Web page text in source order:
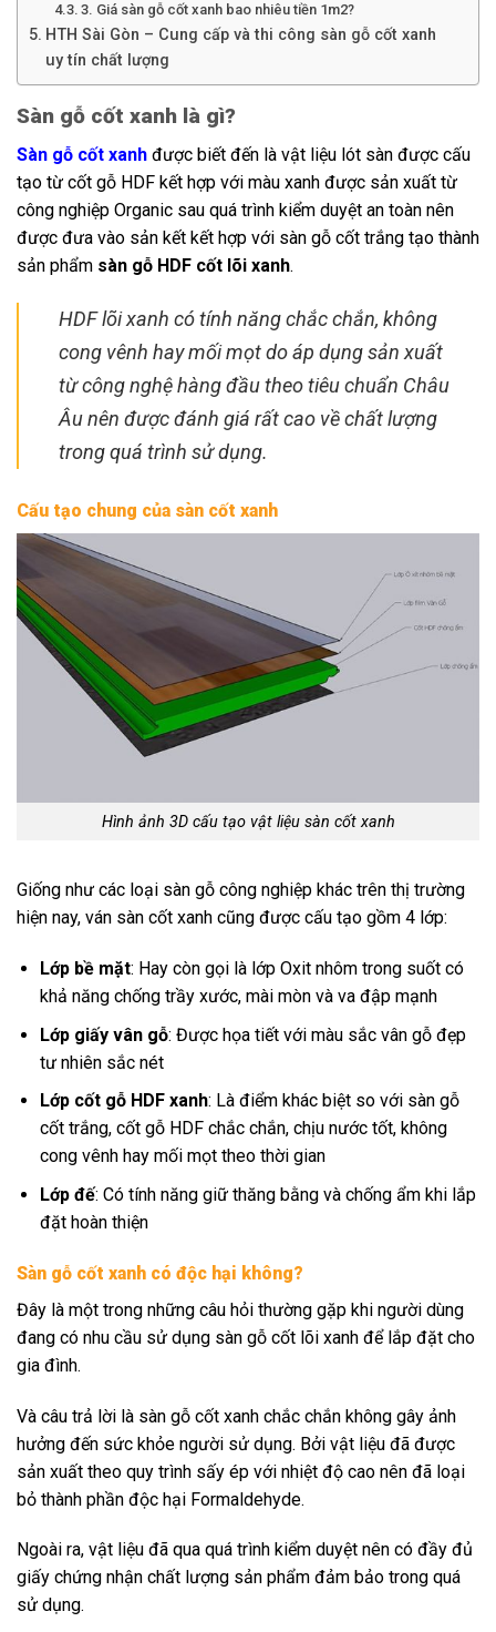
3. Giá sàn gỗ cốt xanh bao nhiêu tiền 1m2?
HTH Sài Gòn – Cung cấp và thi công sàn gỗ cốt xanh
uy tín chất lượng
Sàn gỗ cốt xanh là gì?
Sàn gỗ cốt xanh được biết đến là vật liệu lót sàn được cấu
tạo từ cốt gỗ HDF kết hợp với màu xanh được sản xuất từ
công nghiệp Organic sau quá trình kiểm duyệt an toàn nên
được đưa vào sản kết kết hợp với sàn gỗ cốt trắng tạo thành
sản phẩm sàn gỗ HDF cốt lõi xanh.
HDF lõi xanh có tính năng chắc chắn, không
cong vênh hay mối mọt do áp dụng sản xuất
từ công nghệ hàng đầu theo tiêu chuẩn Châu
Âu nên được đánh giá rất cao về chất lượng
trong quá trình sử dụng.
Cấu tạo chung của sàn cốt xanh
Hình ảnh 3D cấu tạo vật liệu sàn cốt xanh
Giống như các loại sàn gỗ công nghiệp khác trên thị trường
hiện nay, ván sàn cốt xanh cũng được cấu tạo gồm 4 lớp:
Lớp bề mặt: Hay còn gọi là lớp Oxit nhôm trong suốt có
khả năng chống trầy xước, mài mòn và va đập mạnh
Lớp giấy vân gỗ: Được họa tiết với màu sắc vân gỗ đẹp
tư nhiên sắc nét
Lớp cốt gỗ HDF xanh: Là điểm khác biệt so với sàn gỗ
cốt trắng, cốt gỗ HDF chắc chắn, chịu nước tốt, không
cong vênh hay mối mọt theo thời gian
Lớp đế: Có tính năng giữ thăng bằng và chống ẩm khi lắp
đặt hoàn thiện
Sàn gỗ cốt xanh có độc hại không?
Đây là một trong những câu hỏi thường gặp khi người dùng
đang có nhu cầu sử dụng sàn gỗ cốt lõi xanh để lắp đặt cho
gia đình.
Và câu trả lời là sàn gỗ cốt xanh chắc chắn không gây ảnh
hưởng đến sức khỏe người sử dụng. Bởi vật liệu đã được
sản xuất theo quy trình sấy ép với nhiệt độ cao nên đã loại
bỏ thành phần độc hại Formaldehyde.
Ngoài ra, vật liệu đã qua quá trình kiểm duyệt nên có đầy đủ
giấy chứng nhận chất lượng sản phẩm đảm bảo trong quá
sử dụng.